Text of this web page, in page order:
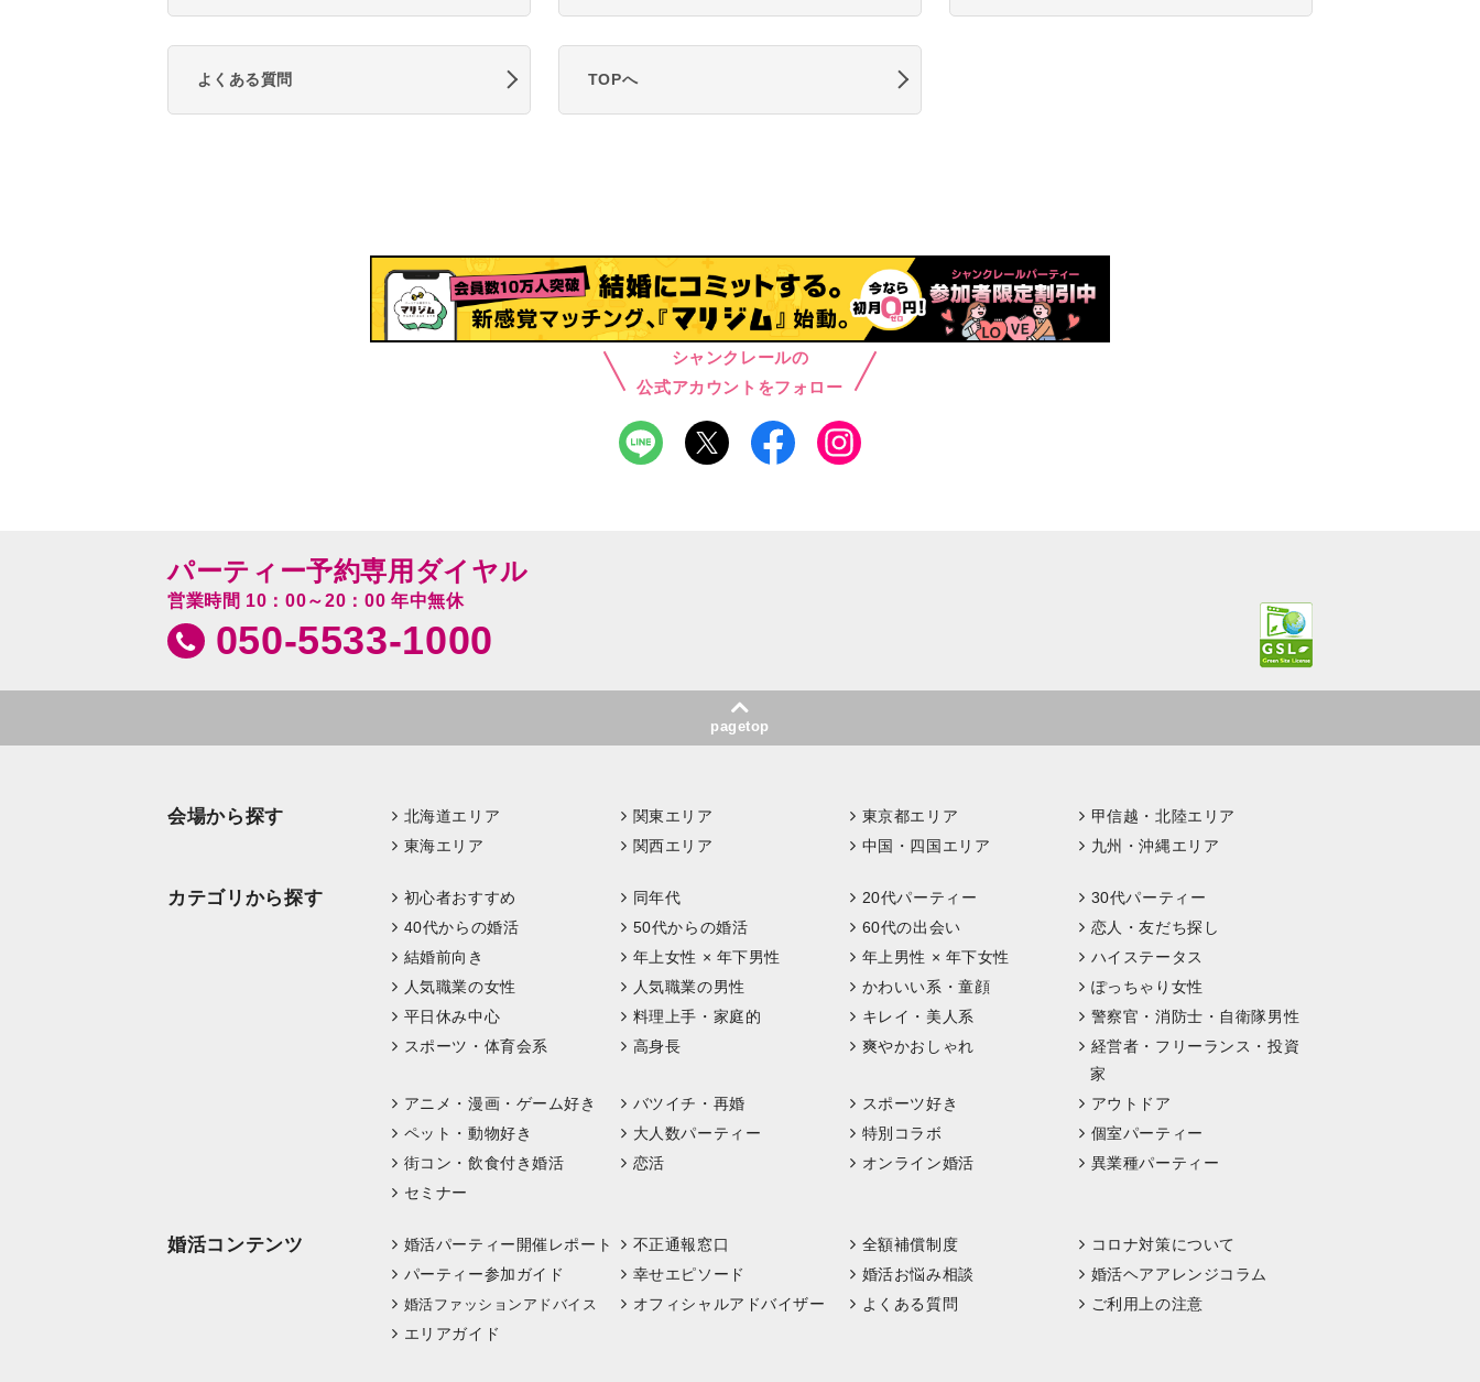
よくある質問 TOPへ
シャンクレールの
公式アカウントをフォロー
パーティー予約専用ダイヤル
営業時間 10：00～20：00 年中無休
050-5533-1000
pagetop
会場から探す 北海道エリア 関東エリア 東京都エリア
甲信越・北陸エリア
東海エリア
関西エリア 中国・四国エリア 九州・沖縄エリア
カテゴリから探す 初心者おすすめ 同年代 20代パーティー
30代パーティー
40代からの婚活
50代からの婚活 60代の出会い
恋人・友だち探し
結婚前向き
年上女性 × 年下男性 年上男性 × 年下女性
ハイステータス
人気職業の女性
人気職業の男性 かわいい系・童顔
ぽっちゃり女性
平日休み中心
料理上手・家庭的 キレイ・美人系
警察官・消防士・自衛隊男性
スポーツ・体育会系
高身長 爽やかおしゃれ
経営者・フリーランス・投資
家
アニメ・漫画・ゲーム好き
バツイチ・再婚 スポーツ好き
アウトドア
ペット・動物好き
大人数パーティー 特別コラボ
個室パーティー
街コン・飲食付き婚活
恋活 オンライン婚活
異業種パーティー
セミナー
婚活コンテンツ 婚活パーティー開催レポート 不正通報窓口 全額補償制度
コロナ対策について
パーティー参加ガイド
幸せエピソード 婚活お悩み相談 婚活ヘアアレンジコラム
婚活ファッションアドバイス オフィシャルアドバイザー よくある質問
ご利用上の注意
エリアガイド